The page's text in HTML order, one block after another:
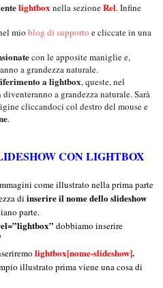
lightboxnella sezioneRel. Infine
mio blog di supporto e cliccate in una
con le apposite maniglie e,
a grandezza naturale.
a lightbox, queste, nel
a grandezza naturale. Sarà
cliccandoci col destro del mouse e
.
CON LIGHTBOX
come illustrato nella prima parte
di inserire il nome dello slideshow
parte.
dobbiamo inserire
lightbox[nome-slideshow].
illustrato prima viene una cosa di